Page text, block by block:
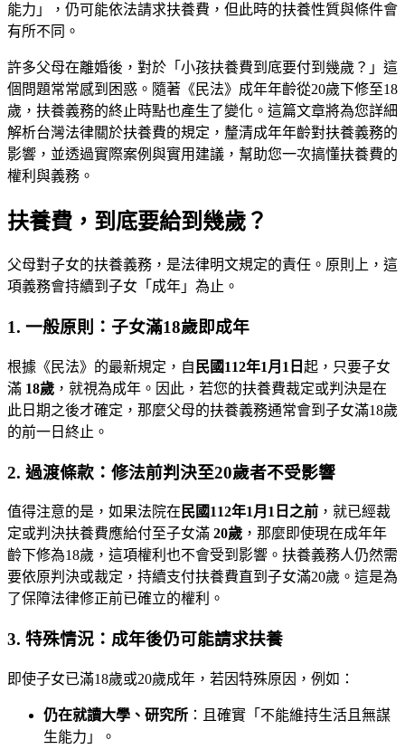
能力」，仍可能依法請求扶養費，但此時的扶養性質與條件會
有所不同。
許多父母在離婚後，對於「小孩扶養費到底要付到幾歲？」這
個問題常常感到困惑。隨著《民法》成年年齡從20歲下修至18
歲，扶養義務的終止時點也產生了變化。這篇文章將為您詳細
解析台灣法律關於扶養費的規定，釐清成年年齡對扶養義務的
影響，並透過實際案例與實用建議，幫助您一次搞懂扶養費的
權利與義務。
扶養費，到底要給到幾歲？
父母對子女的扶養義務，是法律明文規定的責任。原則上，這
項義務會持續到子女「成年」為止。
1. 一般原則：子女滿18歲即成年
根據《民法》的最新規定，自 民國112年1月1日 起，只要子女
滿 18歲 ，就視為成年。因此，若您的扶養費裁定或判決是在
此日期之後才確定，那麼父母的扶養義務通常會到子女滿18歲
的前一日終止。
2. 過渡條款：修法前判決至20歲者不受影響
值得注意的是，如果法院在 民國112年1月1日之前 ，就已經裁
定或判決扶養費應給付至子女滿 20歲 ，那麼即使現在成年年
齡下修為18歲，這項權利也不會受到影響。扶養義務人仍然需
要依原判決或裁定，持續支付扶養費直到子女滿20歲。這是為
了保障法律修正前已確立的權利。
3. 特殊情況：成年後仍可能請求扶養
即使子女已滿18歲或20歲成年，若因特殊原因，例如：
仍在就讀大學、研究所 ：且確實「不能維持生活且無謀
生能力」。